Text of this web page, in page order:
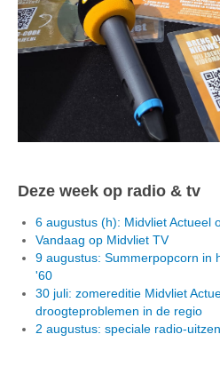
Deze week op radio & tv
6 augustus (h): Midvliet Actueel
Vandaag op Midvliet TV
9 augustus: Summerpopcorn in
'60
30 juli: zomereditie Midvliet
droogteproblemen in de regio
2 augustus: speciale radio-